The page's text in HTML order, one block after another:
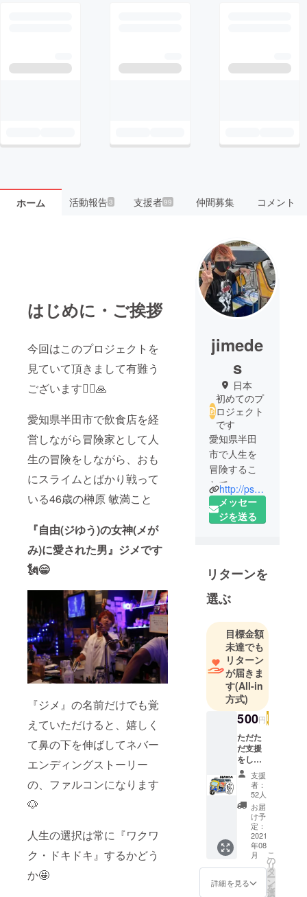
ホーム 活動報告3 支援者99 仲間募集 コメント
はじめに・ご挨拶
今回はこのプロジェクトを
見ていて頂きまして有難う
ございます🙇‍♂️🙏
愛知県半田市で飲食店を経
営しながら冒険家として人
生の冒険をしながら、おも
にスライムとばかり戦って
いる46歳の榊原 敏満こと
『自由(ジゆう)の女神(メが
み)に愛された男』ジメです
🗽😁
『ジメ』の名前だけでも覚
えていただけると、嬉しく
て鼻の下を伸ばしてネバー
エンディングストーリー
の、ファルコンになります
🐶
人生の選択は常に『ワクワ
ク・ドキドキ』するかどう
か🤩
jimede
s
日本
初めてのプ
ロジェクト
です
愛知県半田
市で人生を
冒険するこ
とで、
飲食店を経
営している
に愛された
男』ジメで
す。
人生の選択
肢は『ワク
ワクする』
かどうか。
みんなと一
緒にワクワ
クしたいジ
メをよろし
くお願いし
http://ps-jime.com/
メッセー
ジを送る
リターンを
選ぶ
目標金額
未達でも
リターン
が届きま
す(All-in
方式)
500円
ただた
だ支援
をして
くれる
『応援
王』枠
有難う
ござい
ます
m(_
_)m 今
回初め
てのク
ラウド
ファン
支援
者：
52人
お届
け予
定：
2021
年08
月
詳細を見る
こ
の
リ
タ
ー
ン
を
選